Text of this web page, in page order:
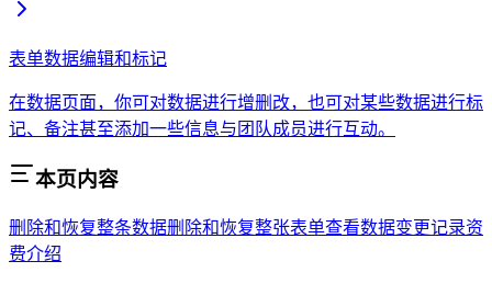
表单数据编辑和标记
在数据页面，你可对数据进行增删改，也可对某些数据进行标
记、备注甚至添加一些信息与团队成员进行互动。
本页内容
删除和恢复整条数据删除和恢复整张表单查看数据变更记录资
费介绍